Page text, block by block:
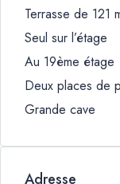
Terrasse de 121
Seul sur l’étage
Au 19ème étage
Deux places de
Grande cave
Adresse